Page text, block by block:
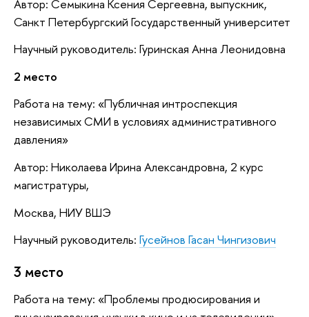
Автор: Семыкина Ксения Сергеевна, выпускник,
Санкт Петербургский Государственный университет
Научный руководитель: Гуринская Анна Леонидовна
2 место
Работа на тему: «Публичная интроспекция
независимых СМИ в условиях административного
давления»
Автор: Николаева Ирина Александровна, 2 курс
магистратуры,
Москва, НИУ ВШЭ
Научный руководитель: Гусейнов Гасан Чингизович
3 место
Работа на тему: «Проблемы продюсирования и